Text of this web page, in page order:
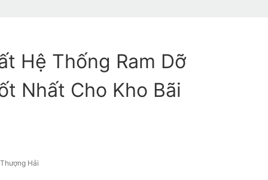
Hệ Thống Ram Dỡ
Nhất Cho Kho Bãi
Hải